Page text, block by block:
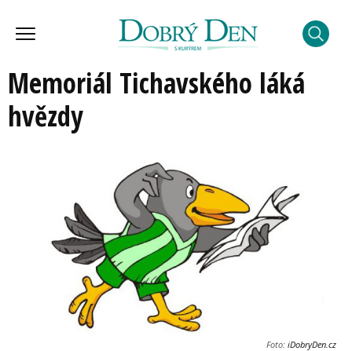
Memoriál Tichavského láká
hvězdy
Foto: iDobryDen.cz